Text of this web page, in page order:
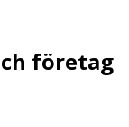
företag